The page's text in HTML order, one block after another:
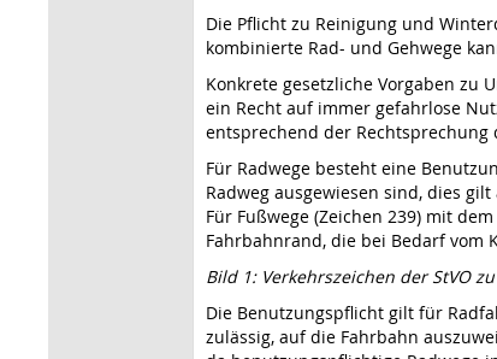
Die Pflicht zu Reinigung und
kombinierte Rad- und Gehwege
Konkrete gesetzliche Vorgaben zu
ein Recht auf immer gefahrlose
entsprechend der Rechtsprechung
Für Radwege besteht eine
Radweg ausgewiesen sind, dies
Für Fußwege (Zeichen 239) mit
Fahrbahnrand, die bei Bedarf vom
Bild 1: Verkehrszeichen der StVO
Die Benutzungspflicht gilt für
zulässig, auf die Fahrbahn